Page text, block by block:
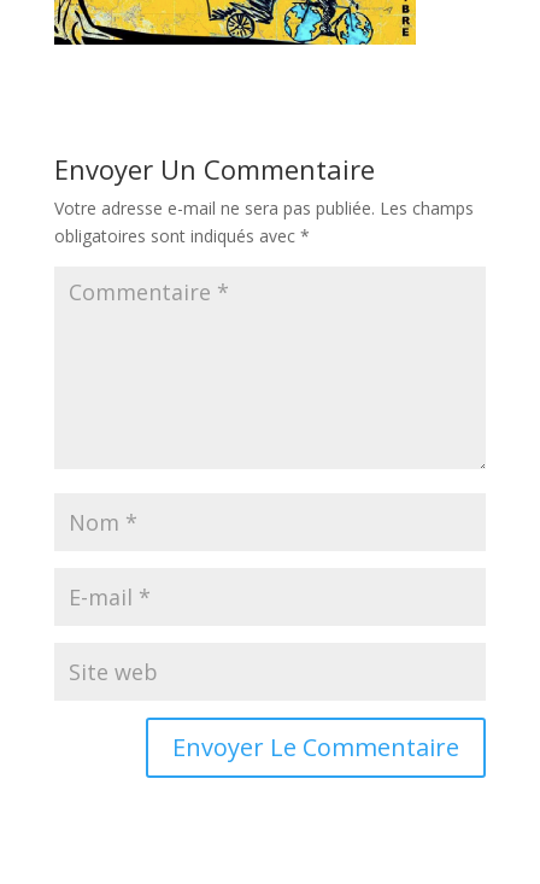
Envoyer Un Commentaire
Votre adresse e-mail ne sera pas publiée. Les champs
obligatoires sont indiqués avec *